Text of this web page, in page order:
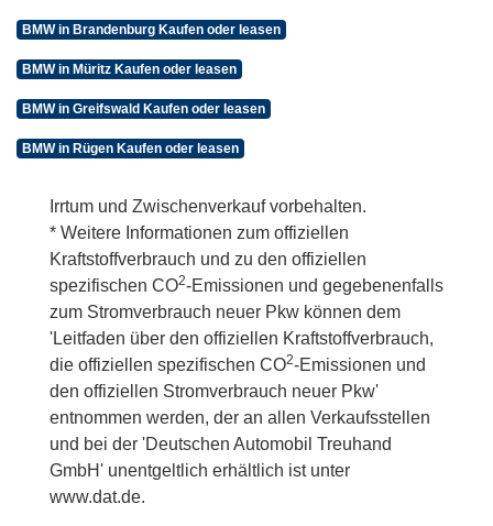
BMW in Brandenburg Kaufen oder leasen
BMW in Müritz Kaufen oder leasen
BMW in Greifswald Kaufen oder leasen
BMW in Rügen Kaufen oder leasen
Irrtum und Zwischenverkauf vorbehalten.
* Weitere Informationen zum offiziellen
Kraftstoffverbrauch und zu den offiziellen
spezifischen CO2-Emissionen und gegebenenfalls
zum Stromverbrauch neuer Pkw können dem
'Leitfaden über den offiziellen Kraftstoffverbrauch,
die offiziellen spezifischen CO2-Emissionen und
den offiziellen Stromverbrauch neuer Pkw'
entnommen werden, der an allen Verkaufsstellen
und bei der 'Deutschen Automobil Treuhand
GmbH' unentgeltlich erhältlich ist unter
www.dat.de.